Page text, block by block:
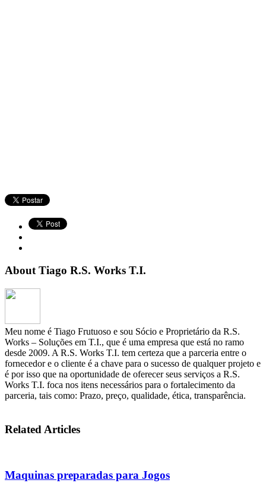
About Tiago R.S. Works T.I.
Meu nome é Tiago Frutuoso e sou Sócio e Proprietário da R.S.
Works – Soluções em T.I., que é uma empresa que está no ramo
desde 2009. A R.S. Works T.I. tem certeza que a parceria entre o
fornecedor e o cliente é a chave para o sucesso de qualquer projeto e
é por isso que na oportunidade de oferecer seus serviços a R.S.
Works T.I. foca nos itens necessários para o fortalecimento da
parceria, tais como: Prazo, preço, qualidade, ética, transparência.
Related Articles
Maquinas preparadas para Jogos